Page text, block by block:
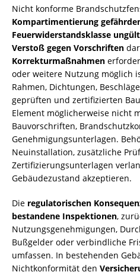
Nicht konforme
Kompartimentierung
Feuerwiderstandsklasse
Verstoß gegen Vorschriften
Korrekturmaßnahmen
oder weitere Nutzung möglich
Rahmen, Dichtungen,
geprüften und zertifizierten
Element möglicherweise nicht
Bauvorschriften,
Genehmigungsunterlagen.
Neuinstallation, zusätzliche
Zertifizierungsunterlagen
Gebäudezustand akzeptieren.
Die regulatorischen
bestandene Inspektionen,
Nutzungsgenehmigungen,
Bußgelder oder verbindliche
umfassen. In bestehenden
Nichtkonformität den